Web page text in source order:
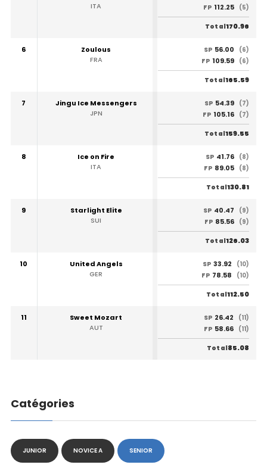
ITA
FP 112.25 (5)
Total170.96
6
Zoulous
FRA
SP 56.00
(6)
FP 109.59 (6)
Total165.59
7
Jingu Ice Messengers
JPN
SP 54.39 (7)
FP 105.16 (7)
Total159.55
8
Ice on Fire
ITA
SP 41.76 (8)
FP 89.05 (8)
Total130.81
9
Starlight Elite
SUI
SP 40.47
(9)
FP 85.56 (9)
Total126.03
10
United Angels
GER
SP 33.92
(10)
FP 78.58 (10)
Total112.50
11
Sweet Mozart
AUT
SP 26.42
(11)
FP 58.66 (11)
Total85.08
Catégories
JUNIOR NOVICE A SENIOR